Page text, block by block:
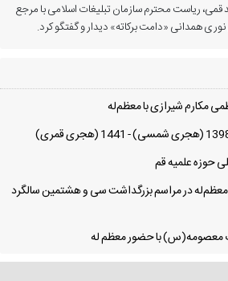
ریاست محترم سازمان تبلیغات اسلامی با مرجع
همدانی «دامت برکاته» دیدار و گفتگو کرد.
شیرازی با معظم‌له
علمیه قم
در مراسم بزرگداشت سی و هشتمین سالگرد
با حضور معظم له